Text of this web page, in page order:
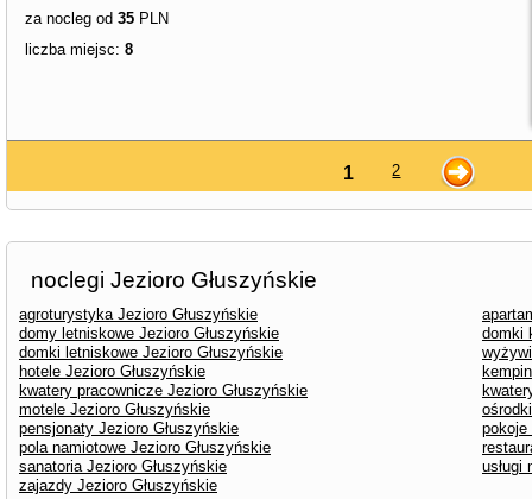
za nocleg od 35 PLN
liczba miejsc: 8
1 2
noclegi Jezioro Głuszyńskie
agroturystyka Jezioro Głuszyńskie
domy letniskowe Jezioro Głuszyńskie
domki
domki letniskowe Jezioro Głuszyńskie
hotele Jezioro Głuszyńskie
kwatery pracownicze Jezioro Głuszyńskie
motele Jezioro Głuszyńskie
pensjonaty Jezioro Głuszyńskie
pokoje
pola namiotowe Jezioro Głuszyńskie
sanatoria Jezioro Głuszyńskie
usługi
zajazdy Jezioro Głuszyńskie